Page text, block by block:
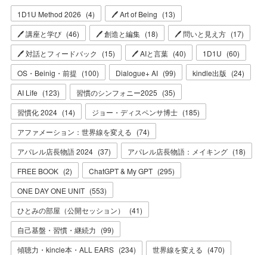
1D1U Method 2026 (4) 🖊 Art of Being (13)
🖊 講座と学び (46) 🖊 創造と編集 (18) 🖊 問いと見え方 (17)
🖊 対話とフィードバック
(15) 🖊 AIと言葉 (40) 1D1U (60)
OS・Beinig・前提 (100) Dialogue+ AI (99) kindle出版 (24)
AI Life (123) 習慣のシンフォニー2025 (35)
習慣化 2024 (14) ジョー・ディスペンサ博士 (185)
アファメーション：世界線を変える (74)
アパレル店長物語 2024 (37) アパレル店長物語：メイキング (18)
FREE BOOK (2) ChatGPT & My GPT (295)
ONE DAY ONE UNIT (553)
ひとみの部屋（公開セッション）
(41)
自己基盤・習慣・継続力 (99)
傾聴力・kincle本・ALL EARS (234) 世界線を変える (470)